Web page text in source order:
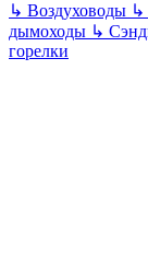
↳ Воздуховоды ↳
дымоходы ↳
горелки